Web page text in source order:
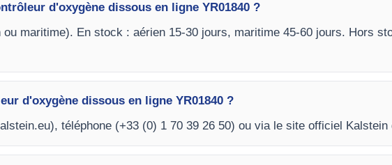
d'oxygène dissous en ligne YR01840 ?
maritime). En stock : aérien 15-30 jours, maritime 45-60 jours. Hors
d'oxygène dissous en ligne YR01840 ?
), téléphone (+33 (0) 1 70 39 26 50) ou via le site officiel Kalstein